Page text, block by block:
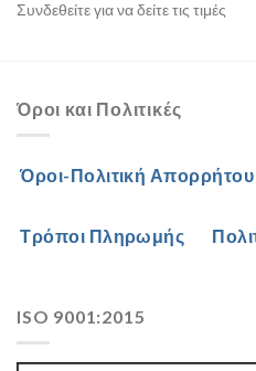
Συνδεθείτε για να δείτε τις τιμές
Όροι και Πολιτικές
Όροι-Πολιτική Απορρήτου
Τρόποι Πληρωμής
ISO 9001:2015